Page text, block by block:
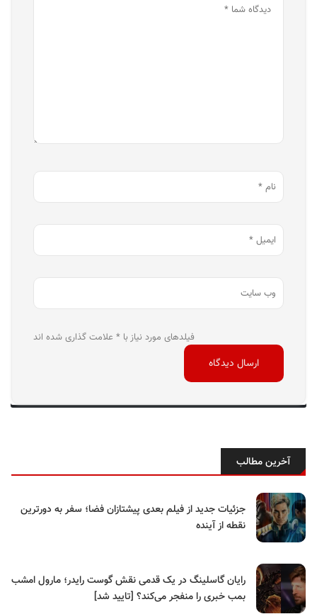
فیلدهای مورد نیاز با * علامت گذاری شده اند
آخرین مطالب
جزئیات جدید از فیلم بعدی پیشتازان فضا؛ سفر به دورترین
نقطه از آینده
رایان گاسلینگ در یک قدمی نقش گوست رایدر؛ مارول امشب
بمب خبری را منفجر می‌کند؟ [تایید شد]